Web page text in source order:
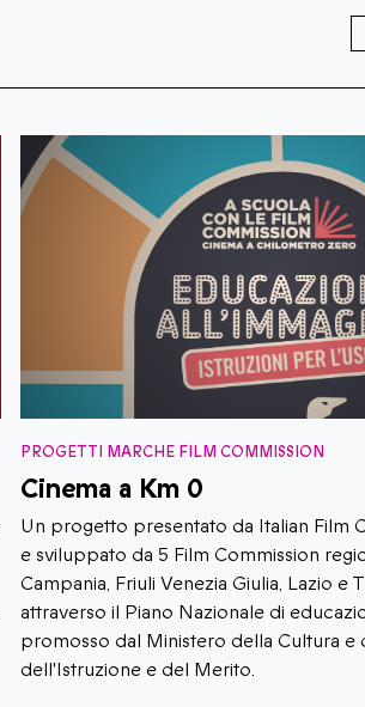
PROGETTI MARCHE FILM COMMISSION
Cinema a Km 0
Un progetto presentato da Italian Film
e sviluppato da 5 Film Commission
Campania, Friuli Venezia Giulia, Lazio e
attraverso il Piano Nazionale di
promosso dal Ministero della Cultura e
dell'Istruzione e del Merito.